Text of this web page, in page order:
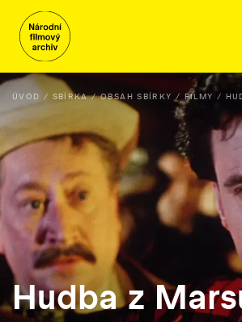
ÚVOD SBÍRKA OBSAH SBÍRKY FILMY
Hudba z